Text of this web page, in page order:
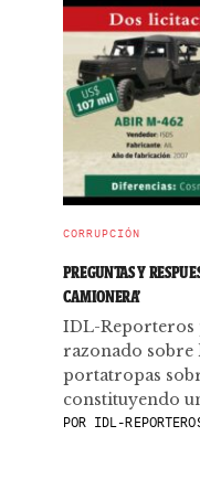
CORRUPCIÓN
PREGUNTAS Y
CAMIONERA’
IDL-Reporteros
razonado sobre
portatropas
constituyendo
POR IDL-